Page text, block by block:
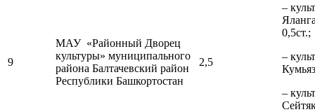
9
МАУ «Районный Дворец
культуры» муниципального
района Балтачевский район
Республики Башкортостан
2,5
–
0,5ст.;
–
–